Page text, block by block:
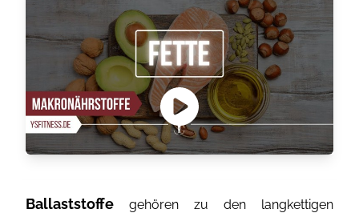
Ballaststoffe gehören zu den langkettigen